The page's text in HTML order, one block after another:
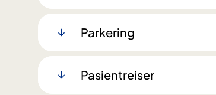
Parkering
Pasientreiser